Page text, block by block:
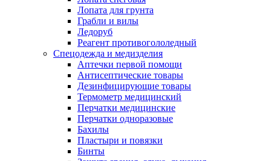
Лопата для грунта
Грабли и вилы
Ледоруб
Реагент противогололедный
Спецодежда и медизделия
Аптечки первой помощи
Антисептические товары
Дезинфицирующие товары
Термометр медицинский
Перчатки медицинские
Перчатки одноразовые
Бахилы
Пластыри и повязки
Бинты